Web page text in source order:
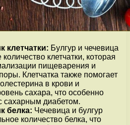
клетчатки: Булгур и чечевица
клетчатки, которая
пищеварения и
Клетчатка также помогает
в крови и
сахара, что особенно
сахарным диабетом.
белка: Чечевица и булгур
количество белка, что